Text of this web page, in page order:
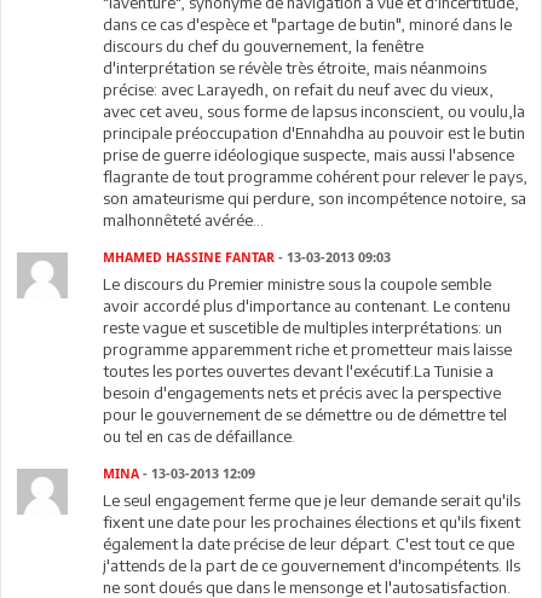
dans ce cas d'espèce et "partage de butin", minoré dans le
discours du chef du gouvernement, la fenêtre
d'interprétation se révèle très étroite, mais néanmoins
précise: avec Larayedh, on refait du neuf avec du vieux,
avec cet aveu, sous forme de lapsus inconscient, ou voulu,la
principale préoccupation d'Ennahdha au pouvoir est le butin
prise de guerre idéologique suspecte, mais aussi l'absence
flagrante de tout programme cohérent pour relever le pays,
son amateurisme qui perdure, son incompétence notoire, sa
malhonnêteté avérée...
MHAMED HASSINE FANTAR - 13-03-2013 09:03
Le discours du Premier ministre sous la coupole semble
avoir accordé plus d'importance au contenant. Le contenu
reste vague et suscetible de multiples interprétations: un
programme apparemment riche et prometteur mais laisse
toutes les portes ouvertes devant l'exécutif.La Tunisie a
besoin d'engagements nets et précis avec la perspective
pour le gouvernement de se démettre ou de démettre tel
ou tel en cas de défaillance.
MINA - 13-03-2013 12:09
Le seul engagement ferme que je leur demande serait qu'ils
fixent une date pour les prochaines élections et qu'ils fixent
également la date précise de leur départ. C'est tout ce que
j'attends de la part de ce gouvernement d'incompétents. Ils
ne sont doués que dans le mensonge et l'autosatisfaction.